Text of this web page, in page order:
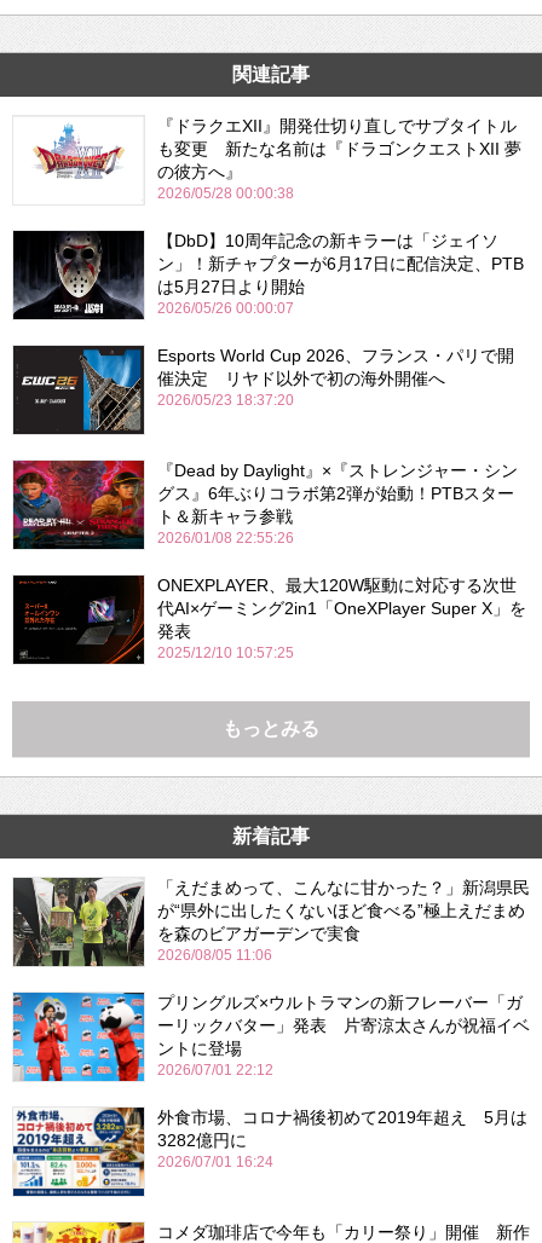
関連記事
『ドラクエXII』開発仕切り直しでサブタイトル
も変更 新たな名前は『ドラゴンクエストXII 夢
の彼方へ』
2026/05/28 00:00:38
【DbD】10周年記念の新キラーは「ジェイソ
ン」！新チャプターが6月17日に配信決定、PTB
は5月27日より開始
2026/05/26 00:00:07
Esports World Cup 2026、フランス・パリで開
催決定 リヤド以外で初の海外開催へ
2026/05/23 18:37:20
『Dead by Daylight』×『ストレンジャー・シン
グス』6年ぶりコラボ第2弾が始動！PTBスター
ト＆新キャラ参戦
2026/01/08 22:55:26
ONEXPLAYER、最大120W駆動に対応する次世
代AI×ゲーミング2in1「OneXPlayer Super X」を
発表
2025/12/10 10:57:25
もっとみる
新着記事
「えだまめって、こんなに甘かった？」新潟県民
が“県外に出したくないほど食べる”極上えだまめ
を森のビアガーデンで実食
2026/08/05 11:06
プリングルズ×ウルトラマンの新フレーバー「ガ
ーリックバター」発表 片寄涼太さんが祝福イベ
ントに登場
2026/07/01 22:12
外食市場、コロナ禍後初めて2019年超え 5月は
3282億円に
2026/07/01 16:24
コメダ珈琲店で今年も「カリー祭り」開催 新作